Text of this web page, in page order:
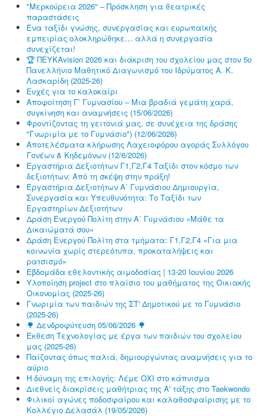
"Μερκούρεια 2026" – Πρόσκληση για θεατρικές
παραστάσεις
Ένα ταξίδι γνώσης, συνεργασίας και ευρωπαϊκής
εμπειρίας ολοκληρώθηκε… αλλά η συνεργασία
συνεχίζεται!
🏆 ΠΕΥΚΑvision 2026 και διάκριση του σχολείου μας στον 5ο
Πανελλήνιο Μαθητικό Διαγωνισμό του Ιδρύματος Α. Κ.
Λασκαρίδη (2025-26)
Ευχές για το καλοκαίρι
Αποφοίτηση Γ’ Γυμνασίου – Μια βραδιά γεμάτη χαρά,
συγκίνηση και αναμνήσεις (15/06/2026)
Φροντίζοντας τη γειτονιά μας, σε συνέχεια της δράσης
"Γνωριμία με το Γυμνάσιο") (12/06/2026)
Αποτελέσματα κλήρωσης Λαχειοφόρου αγοράς Συλλόγου
Γονέων & Κηδεμόνων (12/6/2026)
Εργαστήρια Δεξιοτήτων Γ1,Γ2,Γ4 Ταξίδι στον κόσμο των
δεξιοτήτων: Από τη σκέψη στην πράξη!
Εργαστήρια Δεξιοτήτων Α΄ Γυμνάσιου Δημιουργία,
Συνεργασία και Υπευθυνότητα: Το Ταξίδι των
Εργαστηρίων Δεξιοτήτων
Δράση Ενεργού Πολίτη στην Α΄ Γυμνάσιου «Μάθε τα
Δικαιώματά σου»
Δράση Ενεργού Πολίτη στα τμήματα: Γ1,Γ2,Γ4 «Για μια
κοινωνία χωρίς στερεότυπα, προκαταλήψεις και
ρατσισμό»
Εβδομάδα εθελοντικής αιμοδοσίας | 13-20 Ιουνίου 2026
Υλοποίηση project στο πλαίσιο του μαθήματος της Οικιακής
Οικονομίας (2025-26)
Γνωριμία των παιδιών της ΣΤ' Δημοτικού με το Γυμνάσιο
(2025-26)
🌳 Δενδροφύτευση 05/06/2026 🌳
Έκθεση Τεχνολογίας με έργα των παιδιών του σχολείου
μας (2025-26)
Παίζοντας όπως παλιά, δημιουργώντας αναμνήσεις για το
αύριο
Η δύναμη της επιλογής: Λέμε ΟΧΙ στο κάπνισμα
Διεθνείς διακρίσεις μαθήτριας της Α' τάξης στο Taekwondo
Φιλικοί αγώνες ποδοσφαίρου και καλαθοσφαίρισης με το
Κολλέγιο Δελασάλ (19/05/2026)